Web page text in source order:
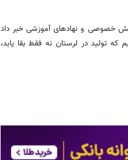
بخش خصوصی و نهادهای آموزشی خبر داد
تولید در لرستان نه فقط بقا یابد،